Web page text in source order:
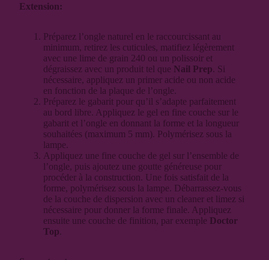
Extension:
Préparez l’ongle naturel en le raccourcissant au
minimum, retirez les cuticules, matifiez légèrement
avec une lime de grain 240 ou un polissoir et
dégraissez avec un produit tel que Nail Prep. Si
nécessaire, appliquez un primer acide ou non acide
en fonction de la plaque de l’ongle.
Préparez le gabarit pour qu’il s’adapte parfaitement
au bord libre. Appliquez le gel en fine couche sur le
gabarit et l’ongle en donnant la forme et la longueur
souhaitées (maximum 5 mm). Polymérisez sous la
lampe.
Appliquez une fine couche de gel sur l’ensemble de
l’ongle, puis ajoutez une goutte généreuse pour
procéder à la construction. Une fois satisfait de la
forme, polymérisez sous la lampe. Débarrassez-vous
de la couche de dispersion avec un cleaner et limez si
nécessaire pour donner la forme finale. Appliquez
ensuite une couche de finition, par exemple Doctor
Top.